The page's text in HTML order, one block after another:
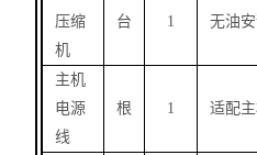
压缩
机
台 1 无油
主机
电源
线
根 1 适配